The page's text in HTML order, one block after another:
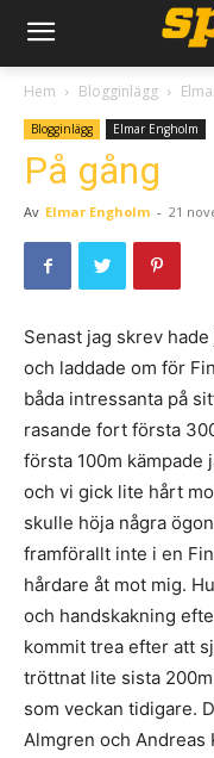
Hem Blogginlägg
Blogginlägg Elmar Engholm
På gång
Av Elmar Engholm - 21
Senast jag skrev
och laddade om för
båda intressanta på
rasande fort första
första 100m kämpade
och vi gick lite hårt
skulle höja några
framförallt inte i en
hårdare åt mot mig.
och handskakning
kommit trea efter att
tröttnat lite sista
som veckan tidigare.
Almgren och Andreas